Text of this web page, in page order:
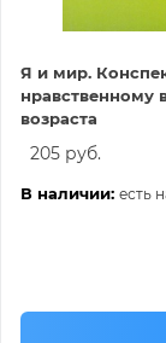
Я и мир.
нравственному
возраста
205 руб.
В наличии: есть